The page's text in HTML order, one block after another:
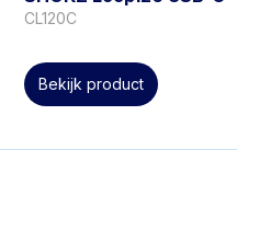
CL120C
Bekijk product